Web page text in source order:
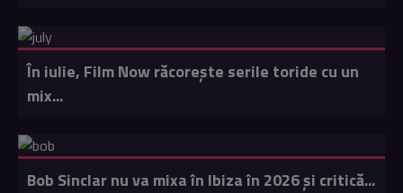
În iulie, Film Now răcorește serile toride cu un
mix...
Bob Sinclar nu va mixa în Ibiza în 2026 și critică...